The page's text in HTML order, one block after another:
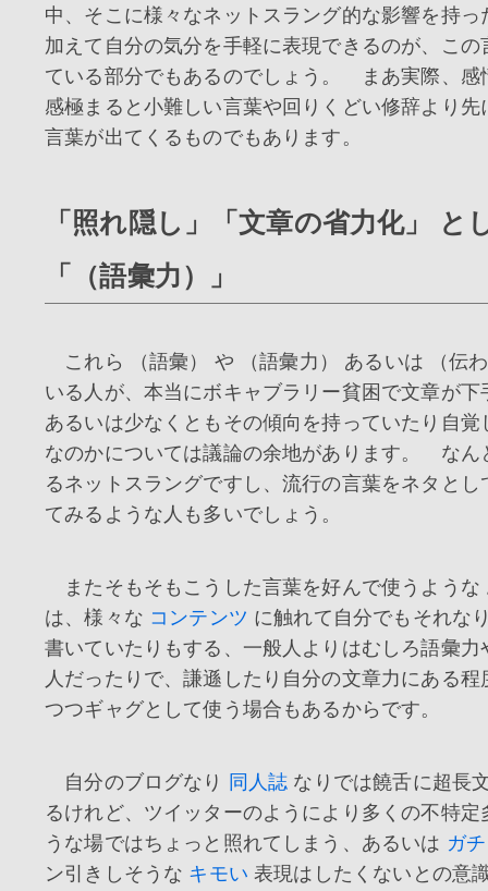
中、そこに様々なネットスラング的な影響を持っ
加えて自分の気分を手軽に表現できるのが、この
ている部分でもあるのでしょう。 まあ実際、感
感極まると小難しい言葉や回りくどい修辞より先
言葉が出てくるものでもあります。
「照れ隠し」「文章の省力化」 と
「（語彙力）」
これら （語彙） や （語彙力） あるいは （伝
いる人が、本当にボキャブラリー貧困で文章が下
あるいは少なくともその傾向を持っていたり自覚
なのかについては議論の余地があります。 なん
るネットスラングですし、流行の言葉をネタとし
てみるような人も多いでしょう。
またそもそもこうした言葉を好んで使うような
は、様々な コンテンツ に触れて自分でもそれな
書いていたりもする、一般人よりはむしろ語彙力
人だったりで、謙遜したり自分の文章力にある程
つつギャグとして使う場合もあるからです。
自分のブログなり 同人誌 なりでは饒舌に超長
るけれど、ツイッターのようにより多くの不特定
うな場ではちょっと照れてしまう、あるいは ガチ
ン引きしそうな キモい 表現はしたくないとの意